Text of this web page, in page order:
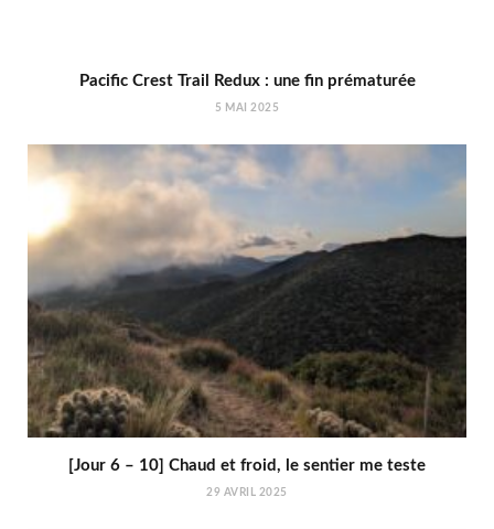
Pacific Crest Trail Redux : une fin prématurée
5 MAI 2025
[Jour 6 – 10] Chaud et froid, le sentier me teste
29 AVRIL 2025